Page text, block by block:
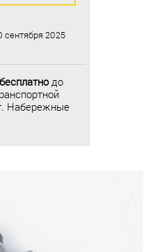
сентября 2025
бесплатнодо
Набережные
сентября 2025
бесплатнодо
Набережные